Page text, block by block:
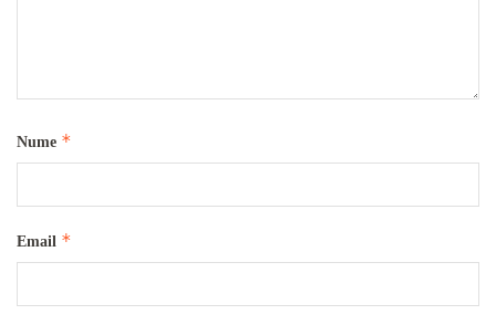
Nume *
Email *